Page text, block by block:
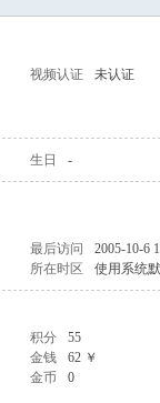
视频认证 未认证
生日 -
最后访问
2005-10-6
所在时区 使用系统
积分
55
金钱
62 ￥
金币 0